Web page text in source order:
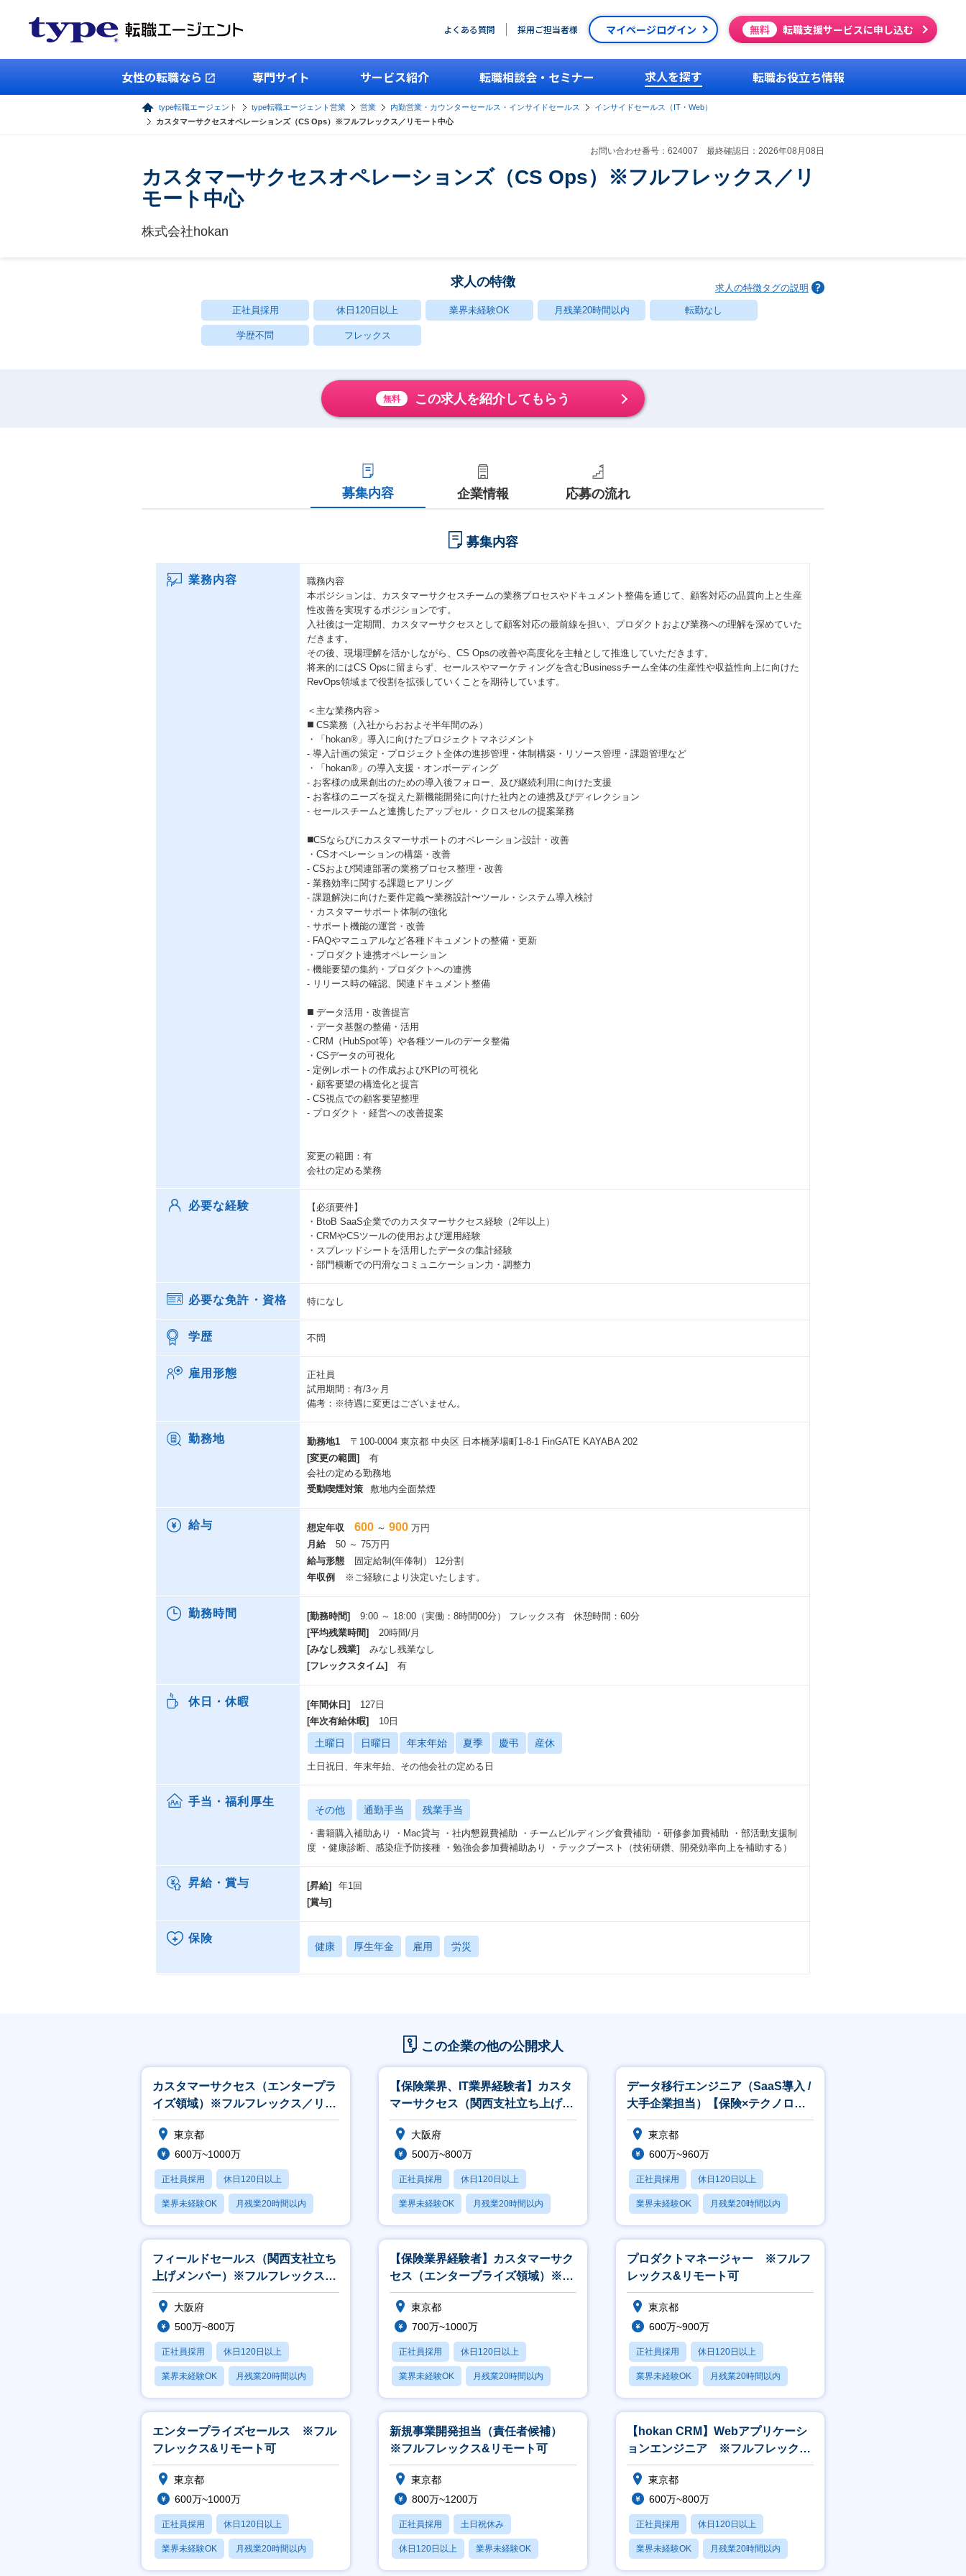
よくある質問 採用ご担当者様 マイページログイン 無料 転職支援サービスに申し込む
女性の転職なら 専門サイト サービス紹介 転職相談会・セミナー 求人を探す 転職お役立ち情報
type転職エージェント type転職エージェント営業 営業 内勤営業・カウンターセールス・インサイドセールス
インサイドセールス（IT・Web）
カスタマーサクセスオペレーションズ（CS Ops）※フルフレックス／リモート中心
お問い合わせ番号：624007 最終確認日：2026年08月08日
カスタマーサクセスオペレーションズ（CS Ops）※フルフレックス／リ
モート中心
株式会社hokan
求人の特徴 求人の特徴タグの説明
正社員採用 休日120日以上 業界未経験OK 月残業20時間以内 転勤なし
学歴不問 フレックス
無料 この求人を紹介してもらう
募集内容 企業情報 応募の流れ
募集内容
業務内容
職務内容
本ポジションは、カスタマーサクセスチームの業務プロセスやドキュメント整備を通じて、顧客対応の品質向上と生産
性改善を実現するポジションです。
入社後は一定期間、カスタマーサクセスとして顧客対応の最前線を担い、プロダクトおよび業務への理解を深めていた
だきます。
その後、現場理解を活かしながら、CS Opsの改善や高度化を主軸として推進していただきます。
将来的にはCS Opsに留まらず、セールスやマーケティングを含むBusinessチーム全体の生産性や収益性向上に向けた
RevOps領域まで役割を拡張していくことを期待しています。
＜主な業務内容＞
◼️ CS業務（入社からおおよそ半年間のみ）
・「hokan®︎」導入に向けたプロジェクトマネジメント
- 導入計画の策定・プロジェクト全体の進捗管理・体制構築・リソース管理・課題管理など
・「hokan®︎」の導入支援・オンボーディング
- お客様の成果創出のための導入後フォロー、及び継続利用に向けた支援
- お客様のニーズを捉えた新機能開発に向けた社内との連携及びディレクション
- セールスチームと連携したアップセル・クロスセルの提案業務
◼️CSならびにカスタマーサポートのオペレーション設計・改善
・CSオペレーションの構築・改善
- CSおよび関連部署の業務プロセス整理・改善
- 業務効率に関する課題ヒアリング
- 課題解決に向けた要件定義〜業務設計〜ツール・システム導入検討
・カスタマーサポート体制の強化
- サポート機能の運営・改善
- FAQやマニュアルなど各種ドキュメントの整備・更新
・プロダクト連携オペレーション
- 機能要望の集約・プロダクトへの連携
- リリース時の確認、関連ドキュメント整備
◼️ データ活用・改善提言
・データ基盤の整備・活用
- CRM（HubSpot等）や各種ツールのデータ整備
・CSデータの可視化
- 定例レポートの作成およびKPIの可視化
・顧客要望の構造化と提言
- CS視点での顧客要望整理
- プロダクト・経営への改善提案
変更の範囲：有
会社の定める業務
必要な経験
【必須要件】
・BtoB SaaS企業でのカスタマーサクセス経験（2年以上）
・CRMやCSツールの使用および運用経験
・スプレッドシートを活用したデータの集計経験
・部門横断での円滑なコミュニケーション力・調整力
必要な免許・資格 特になし
学歴 不問
雇用形態
正社員
試用期間：有/3ヶ月
備考：※待遇に変更はございません。
勤務地 勤務地1
〒100-0004 東京都 中央区 日本橋茅場町1-8-1 FinGATE KAYABA 202
[変更の範囲]
有
会社の定める勤務地
受動喫煙対策
敷地内全面禁煙
給与 想定年収 600 ～ 900 万円
月給
50 ～ 75万円
給与形態
固定給制(年俸制） 12分割
年収例
※ご経験により決定いたします。
勤務時間 [勤務時間]
9:00 ～ 18:00（実働：8時間00分） フレックス有 休憩時間：60分
[平均残業時間]
20時間/月
[みなし残業]
みなし残業なし
[フレックスタイム]
有
休日・休暇 [年間休日]
127日
[年次有給休暇]
10日
土曜日 日曜日 年末年始 夏季 慶弔 産休
土日祝日、年末年始、その他会社の定める日
手当・福利厚生
その他 通勤手当 残業手当
・書籍購入補助あり ・Mac貸与 ・社内懇親費補助 ・チームビルディング食費補助 ・研修参加費補助 ・部活動支援制
度 ・健康診断、感染症予防接種 ・勉強会参加費補助あり ・テックブースト（技術研鑽、開発効率向上を補助する）
昇給・賞与 [昇給]
年1回
[賞与]
保険
健康 厚生年金 雇用 労災
この企業の他の公開求人
カスタマーサクセス（エンタープラ
イズ領域）※フルフレックス／リモ
ート中心
東京都
600万~1000万
正社員採用 休日120日以上
業界未経験OK 月残業20時間以内
転勤なし
【保険業界、IT業界経験者】カスタ
マーサクセス（関西支社立ち上げ）
※フルフレックス／リモート中心
大阪府
500万~800万
正社員採用 休日120日以上
業界未経験OK 月残業20時間以内
転勤なし
データ移行エンジニア（SaaS導入 /
大手企業担当）【保険×テクノロジ
ー領域のInsurTech】
東京都
600万~960万
正社員採用 休日120日以上
業界未経験OK 月残業20時間以内
転勤なし
フィールドセールス（関西支社立ち
上げメンバー）※フルフレックス／
リモート中心
大阪府
500万~800万
正社員採用 休日120日以上
業界未経験OK 月残業20時間以内
転勤なし
【保険業界経験者】カスタマーサク
セス（エンタープライズ領域）※フ
ルフレックス／リモート中心
東京都
700万~1000万
正社員採用 休日120日以上
業界未経験OK 月残業20時間以内
転勤なし
プロダクトマネージャー ※フルフ
レックス&リモート可
東京都
600万~900万
正社員採用 休日120日以上
業界未経験OK 月残業20時間以内
転勤なし
エンタープライズセールス ※フル
フレックス&リモート可
東京都
600万~1000万
正社員採用 休日120日以上
業界未経験OK 月残業20時間以内
転勤なし
新規事業開発担当（責任者候補）
※フルフレックス&リモート可
東京都
800万~1200万
正社員採用 土日祝休み
休日120日以上 業界未経験OK
月残業20時間以内
【hokan CRM】Webアプリケーシ
ョンエンジニア ※フルフレックス
&リモート可
東京都
600万~800万
正社員採用 休日120日以上
業界未経験OK 月残業20時間以内
転勤なし